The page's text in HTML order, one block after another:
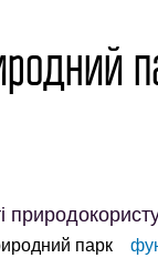
парк